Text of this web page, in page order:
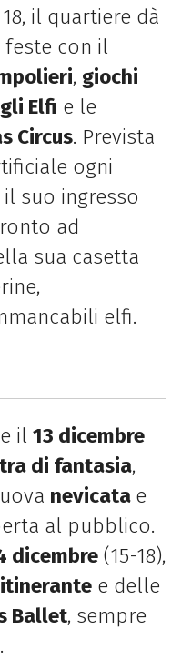
il quartiere dà
con il
, giochi
Elfi e le
Circus. Prevista
ogni
suo ingresso
ad
sua casetta
elfi.
il 13 dicembre
di fantasia,
nevicata e
al pubblico.
dicembre(15-18),
e delle
Ballet, sempre